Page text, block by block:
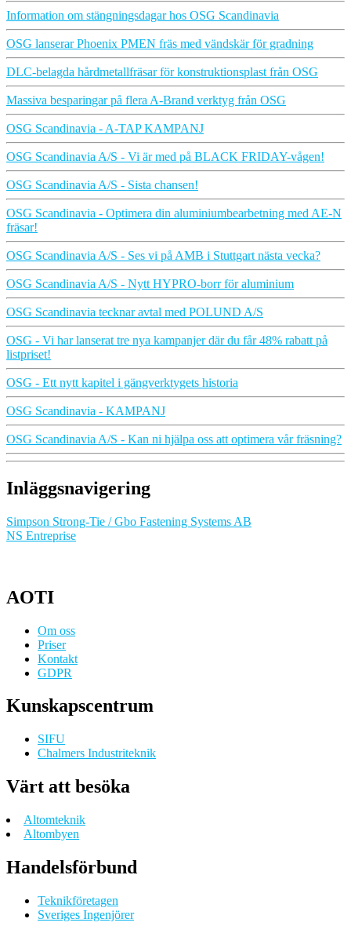
Information om stängningsdagar hos OSG Scandinavia
OSG lanserar Phoenix PMEN fräs med vändskär för gradning
DLC-belagda hårdmetallfräsar för konstruktionsplast från OSG
Massiva besparingar på flera A-Brand verktyg från OSG
OSG Scandinavia - A-TAP KAMPANJ
OSG Scandinavia A/S - Vi är med på BLACK FRIDAY-vågen!
OSG Scandinavia A/S - Sista chansen!
OSG Scandinavia - Optimera din aluminium­bearbetning med AE-N
fräsar!
OSG Scandinavia A/S - Ses vi på AMB i Stuttgart nästa vecka?
OSG Scandinavia A/S - Nytt HYPRO-borr för aluminium
OSG Scandinavia tecknar avtal med POLUND A/S
OSG - Vi har lanserat tre nya kampanjer där du får 48% rabatt på
listpriset!
OSG - Ett nytt kapitel i gängverktygets historia
OSG Scandinavia - KAMPANJ
OSG Scandinavia A/S - Kan ni hjälpa oss att optimera vår fräsning?
Inläggsnavigering
Simpson Strong-Tie / Gbo Fastening Systems AB
NS Entreprise
AOTI
Om oss
Priser
Kontakt
GDPR
Kunskapscentrum
SIFU
Chalmers Industriteknik
Värt att besöka
Altomteknik
Altombyen
Handelsförbund
Teknikföretagen
Sveriges Ingenjörer